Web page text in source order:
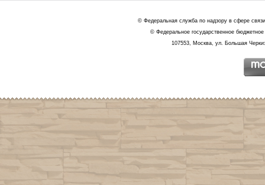
© Федеральная служба по надзору в сфере
© Федеральное государственное
107553, Москва, ул. Большая